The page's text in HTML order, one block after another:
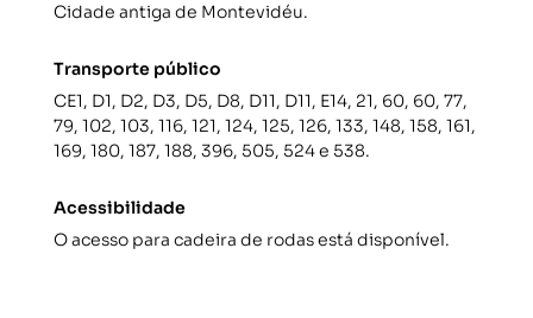
Cidade antiga de Montevidéu.
Transporte público
CE1, D1, D2, D3, D5, D8, D11, D11, E14, 21, 60, 60, 77,
79, 102, 103, 116, 121, 124, 125, 126, 133, 148, 158, 161,
169, 180, 187, 188, 396, 505, 524 e 538.
Acessibilidade
O acesso para cadeira de rodas está disponível.